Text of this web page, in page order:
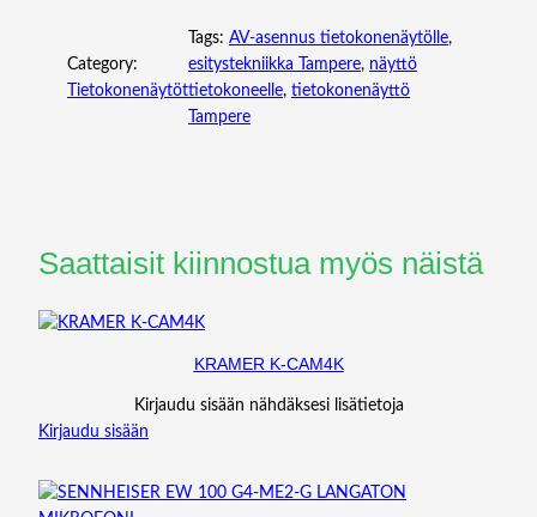
Category:
Tietokonenäytöt
Tags: AV-asennus tietokonenäytölle
esitystekniikka Tampere, näyttö
tietokoneelle, tietokonenäyttö
Tampere
Saattaisit kiinnostua myös näistä
KRAMER K-CAM4K
Kirjaudu sisään nähdäksesi lisätietoja
Kirjaudu sisään